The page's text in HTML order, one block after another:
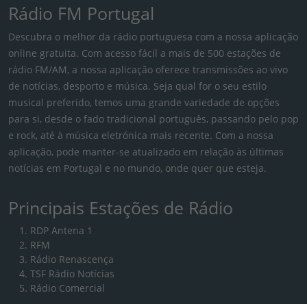
Rádio FM Portugal
Descubra o melhor da rádio portuguesa com a nossa aplicação
online gratuita. Com acesso fácil a mais de 500 estações de
rádio FM/AM, a nossa aplicação oferece transmissões ao vivo
de notícias, desporto e música. Seja qual for o seu estilo
musical preferido, temos uma grande variedade de opções
para si, desde o fado tradicional português, passando pelo pop
e rock, até à música eletrónica mais recente. Com a nossa
aplicação, pode manter-se atualizado em relação às últimas
notícias em Portugal e no mundo, onde quer que esteja.
Principais Estações de Rádio
RDP Antena 1
RFM
Rádio Renascença
TSF Rádio Notícias
Rádio Comercial